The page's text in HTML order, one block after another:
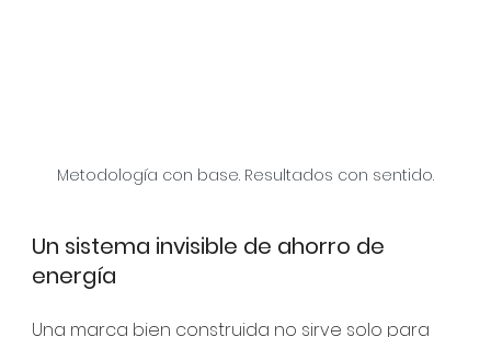
Metodología con base. Resultados con sentido.
Un sistema invisible de ahorro de
energía
Una marca bien construida no sirve solo para